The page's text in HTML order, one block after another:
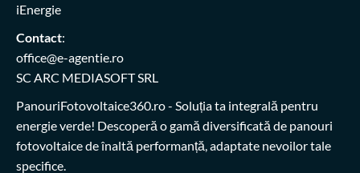
iEnergie
Contact:
office@e-agentie.ro
SC ARC MEDIASOFT SRL
PanouriFotovoltaice360.ro- Soluția ta integrală pentru
energie verde! Descoperă o gamă diversificată de panouri
fotovoltaice de înaltă performanță, adaptate nevoilor tale
specifice.